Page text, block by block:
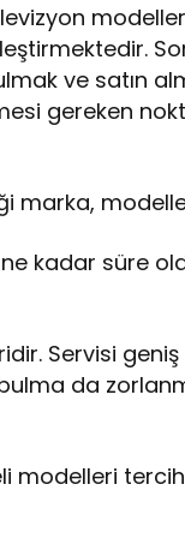
ve satın
gereken
marka,
kadar süre
Servisi
da
modelleri